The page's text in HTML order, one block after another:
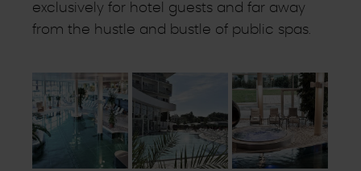
exclusively for hotel guests and far away
from the hustle and bustle of public spas.